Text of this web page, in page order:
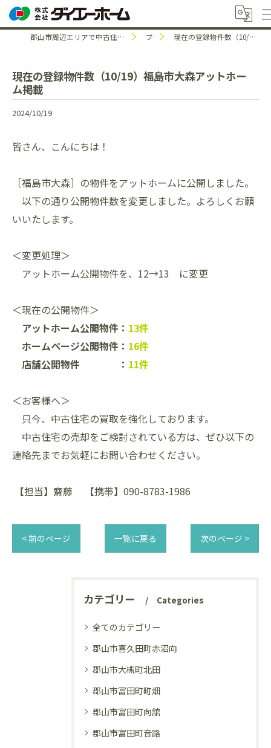
郡山市周辺エリアで中古住宅のことなら株式会社ダイエーホーム ブログ 現在の登録物件数（10/19）福島市大森アットホーム掲載
現在の登録物件数（10/19）福島市大森アットホー
ム掲載
2024/10/19
皆さん、こんにちは！
［福島市大森］の物件をアットホームに公開しました。
以下の通り公開物件数を変更しました。よろしくお願
いいたします。
＜変更処理＞
アットホーム公開物件を、12→13 に変更
＜現在の公開物件＞
アットホーム公開物件： 13件
ホームページ公開物件： 16件
店舗公開物件 ： 11件
＜お客様へ＞
只今、中古住宅の買取を強化しております。
中古住宅の売却をご検討されている方は、ぜひ以下の
連絡先までお気軽にお問い合わせください。
【担当】齋藤 【携帯】090-8783-1986
< 前のページ 一覧に戻る 次のページ >
カテゴリー Categories
全てのカテゴリー
郡山市喜久田町赤沼向
郡山市大槻町北田
郡山市富田町町畑
郡山市富田町向舘
郡山市富田町音路